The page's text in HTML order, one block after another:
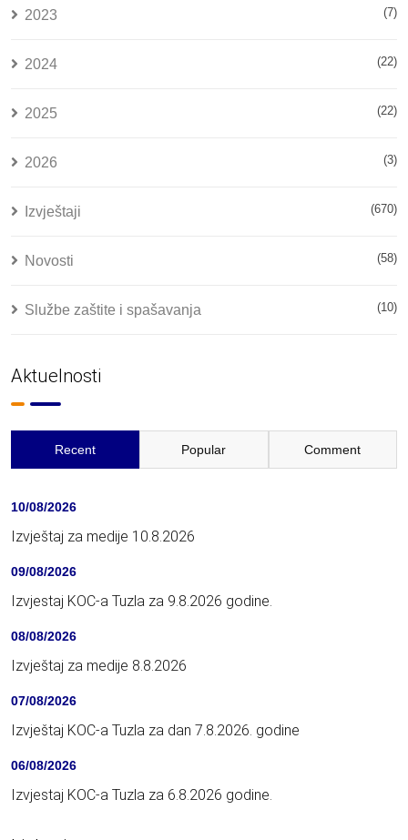
2023 (7)
2024 (22)
2025 (22)
2026 (3)
Izvještaji (670)
Novosti (58)
Službe zaštite i spašavanja (10)
Aktuelnosti
Recent Popular Comment
10/08/2026
Izvještaj za medije 10.8.2026
09/08/2026
Izvjestaj KOC-a Tuzla za 9.8.2026 godine.
08/08/2026
Izvještaj za medije 8.8.2026
07/08/2026
Izvještaj KOC-a Tuzla za dan 7.8.2026. godine
06/08/2026
Izvjestaj KOC-a Tuzla za 6.8.2026 godine.